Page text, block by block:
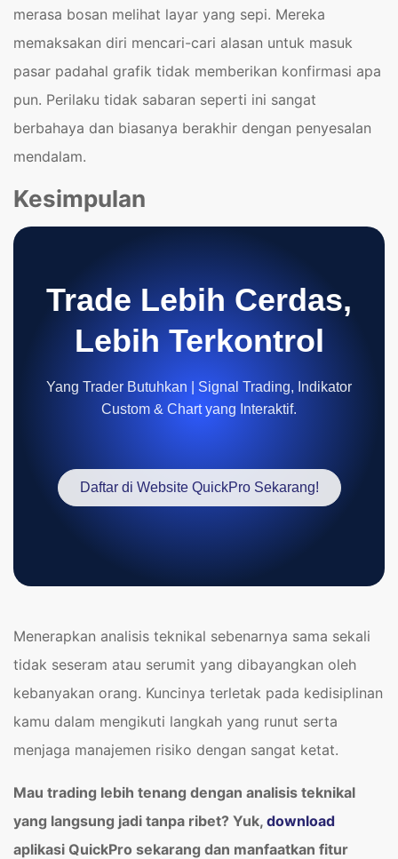
merasa bosan melihat layar yang sepi. Mereka
memaksakan diri mencari-cari alasan untuk masuk
pasar padahal grafik tidak memberikan konfirmasi apa
pun. Perilaku tidak sabaran seperti ini sangat
berbahaya dan biasanya berakhir dengan penyesalan
mendalam.
Kesimpulan
Trade Lebih Cerdas,
Lebih Terkontrol
Yang Trader Butuhkan | Signal Trading, Indikator
Custom & Chart yang Interaktif.
Daftar di Website QuickPro Sekarang!
Menerapkan analisis teknikal sebenarnya sama sekali
tidak seseram atau serumit yang dibayangkan oleh
kebanyakan orang. Kuncinya terletak pada kedisiplinan
kamu dalam mengikuti langkah yang runut serta
menjaga manajemen risiko dengan sangat ketat.
Mau trading lebih tenang dengan analisis teknikal
yang langsung jadi tanpa ribet? Yuk, download
aplikasi QuickPro sekarang dan manfaatkan fitur